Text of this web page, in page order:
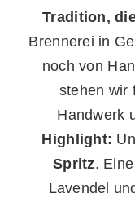
Tradition,
Brennerei in
noch von
stehen wir
Handwerk
Highlight:
Spritz.
Lavendel